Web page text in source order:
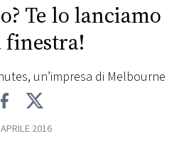
Te lo lanciamo
finestra!
un’impresa di Melbourne
2016